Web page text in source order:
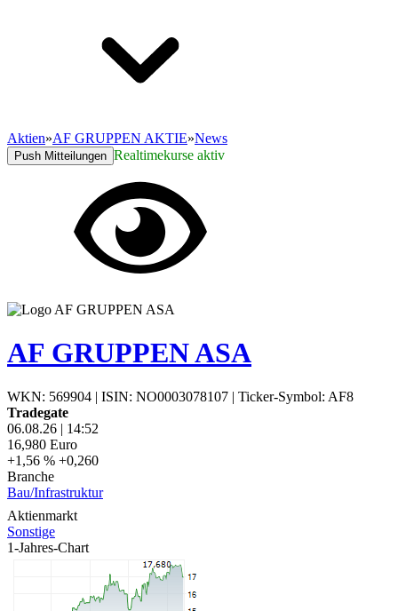
Aktien»AF GRUPPEN AKTIE»News
Push Mitteilungen Realtimekurse aktiv
AF GRUPPEN ASA
WKN: 569904 | ISIN: NO0003078107 | Ticker-Symbol: AF8
Tradegate
06.08.26 | 14:52
16,980 Euro
+1,56 % +0,260
Branche
Bau/Infrastruktur
Aktienmarkt
Sonstige
1-Jahres-Chart